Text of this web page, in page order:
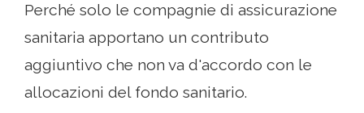
Perché solo le compagnie di assicurazione
sanitaria apportano un contributo
aggiuntivo che non va d'accordo con le
allocazioni del fondo sanitario.